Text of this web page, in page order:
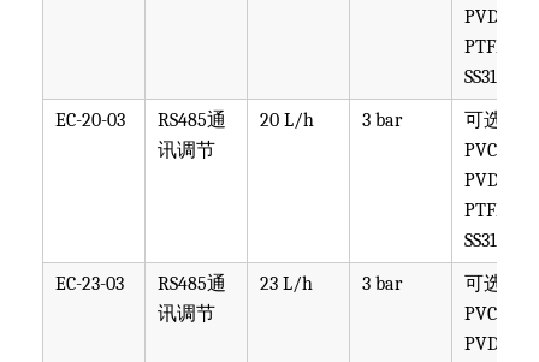
PVDF,
PTFE,
SS316
EC-20-03
RS485通
讯调节
20 L/h 3 bar
可选
PVC,
PVDF,
PTFE,
SS316
EC-23-03
RS485通
讯调节
23 L/h 3 bar
可选
PVC,
PVDF,